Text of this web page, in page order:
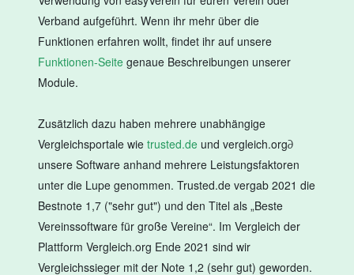
Verband aufgeführt. Wenn ihr mehr über die
Funktionen erfahren wollt, findet ihr auf unsere
Funktionen-Seite genaue Beschreibungen unserer
Module.
Zusätzlich dazu haben mehrere unabhängige
Vergleichsportale wie trusted.de und vergleich.org∂
unsere Software anhand mehrere Leistungsfaktoren
unter die Lupe genommen. Trusted.de vergab 2021 die
Bestnote 1,7 ("sehr gut") und den Titel als „Beste
Vereinssoftware für große Vereine“. Im Vergleich der
Plattform Vergleich.org Ende 2021 sind wir
Vergleichssieger mit der Note 1,2 (sehr gut) geworden.